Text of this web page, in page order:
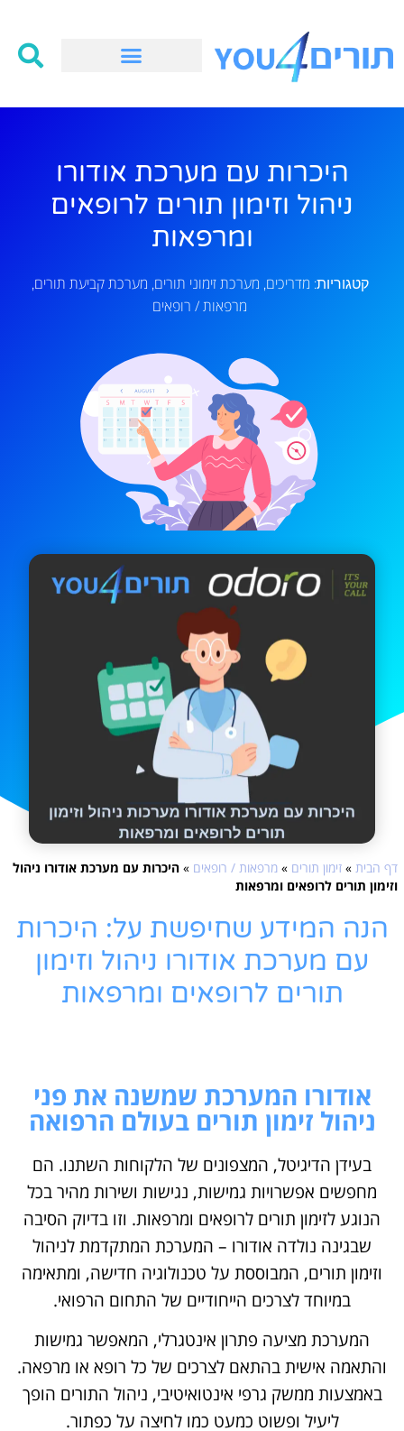
היכרות עם מערכת אודורו
ניהול וזימון תורים לרופאים
ומרפאות
קטגוריות: מדריכים מערכת זימוני תורים מערכת קביעת תורים
מרפאות / רופאים
דף הבית » זימון תורים » מרפאות / רופאים » היכרות עם מערכת אודורו ניהול
וזימון תורים לרופאים ומרפאות
הנה המידע שחיפשת על: היכרות
עם מערכת אודורו ניהול וזימון
תורים לרופאים ומרפאות
אודורו המערכת שמשנה את פני
ניהול זימון תורים בעולם הרפואה
בעידן הדיגיטל, המצפונים של הלקוחות השתנו. הם
מחפשים אפשרויות גמישות, נגישות ושירות מהיר בכל
הנוגע לזימון תורים לרופאים ומרפאות. וזו בדיוק הסיבה
שבגינה נולדה אודורו – המערכת המתקדמת לניהול
וזימון תורים, המבוססת על טכנולוגיה חדישה, ומתאימה
במיוחד לצרכים הייחודיים של התחום הרפואי.
המערכת מציעה פתרון אינטגרלי, המאפשר גמישות
והתאמה אישית בהתאם לצרכים של כל רופא או מרפאה.
באמצעות ממשק גרפי אינטואיטיבי, ניהול התורים הופך
ליעיל ופשוט כמעט כמו לחיצה על כפתור.